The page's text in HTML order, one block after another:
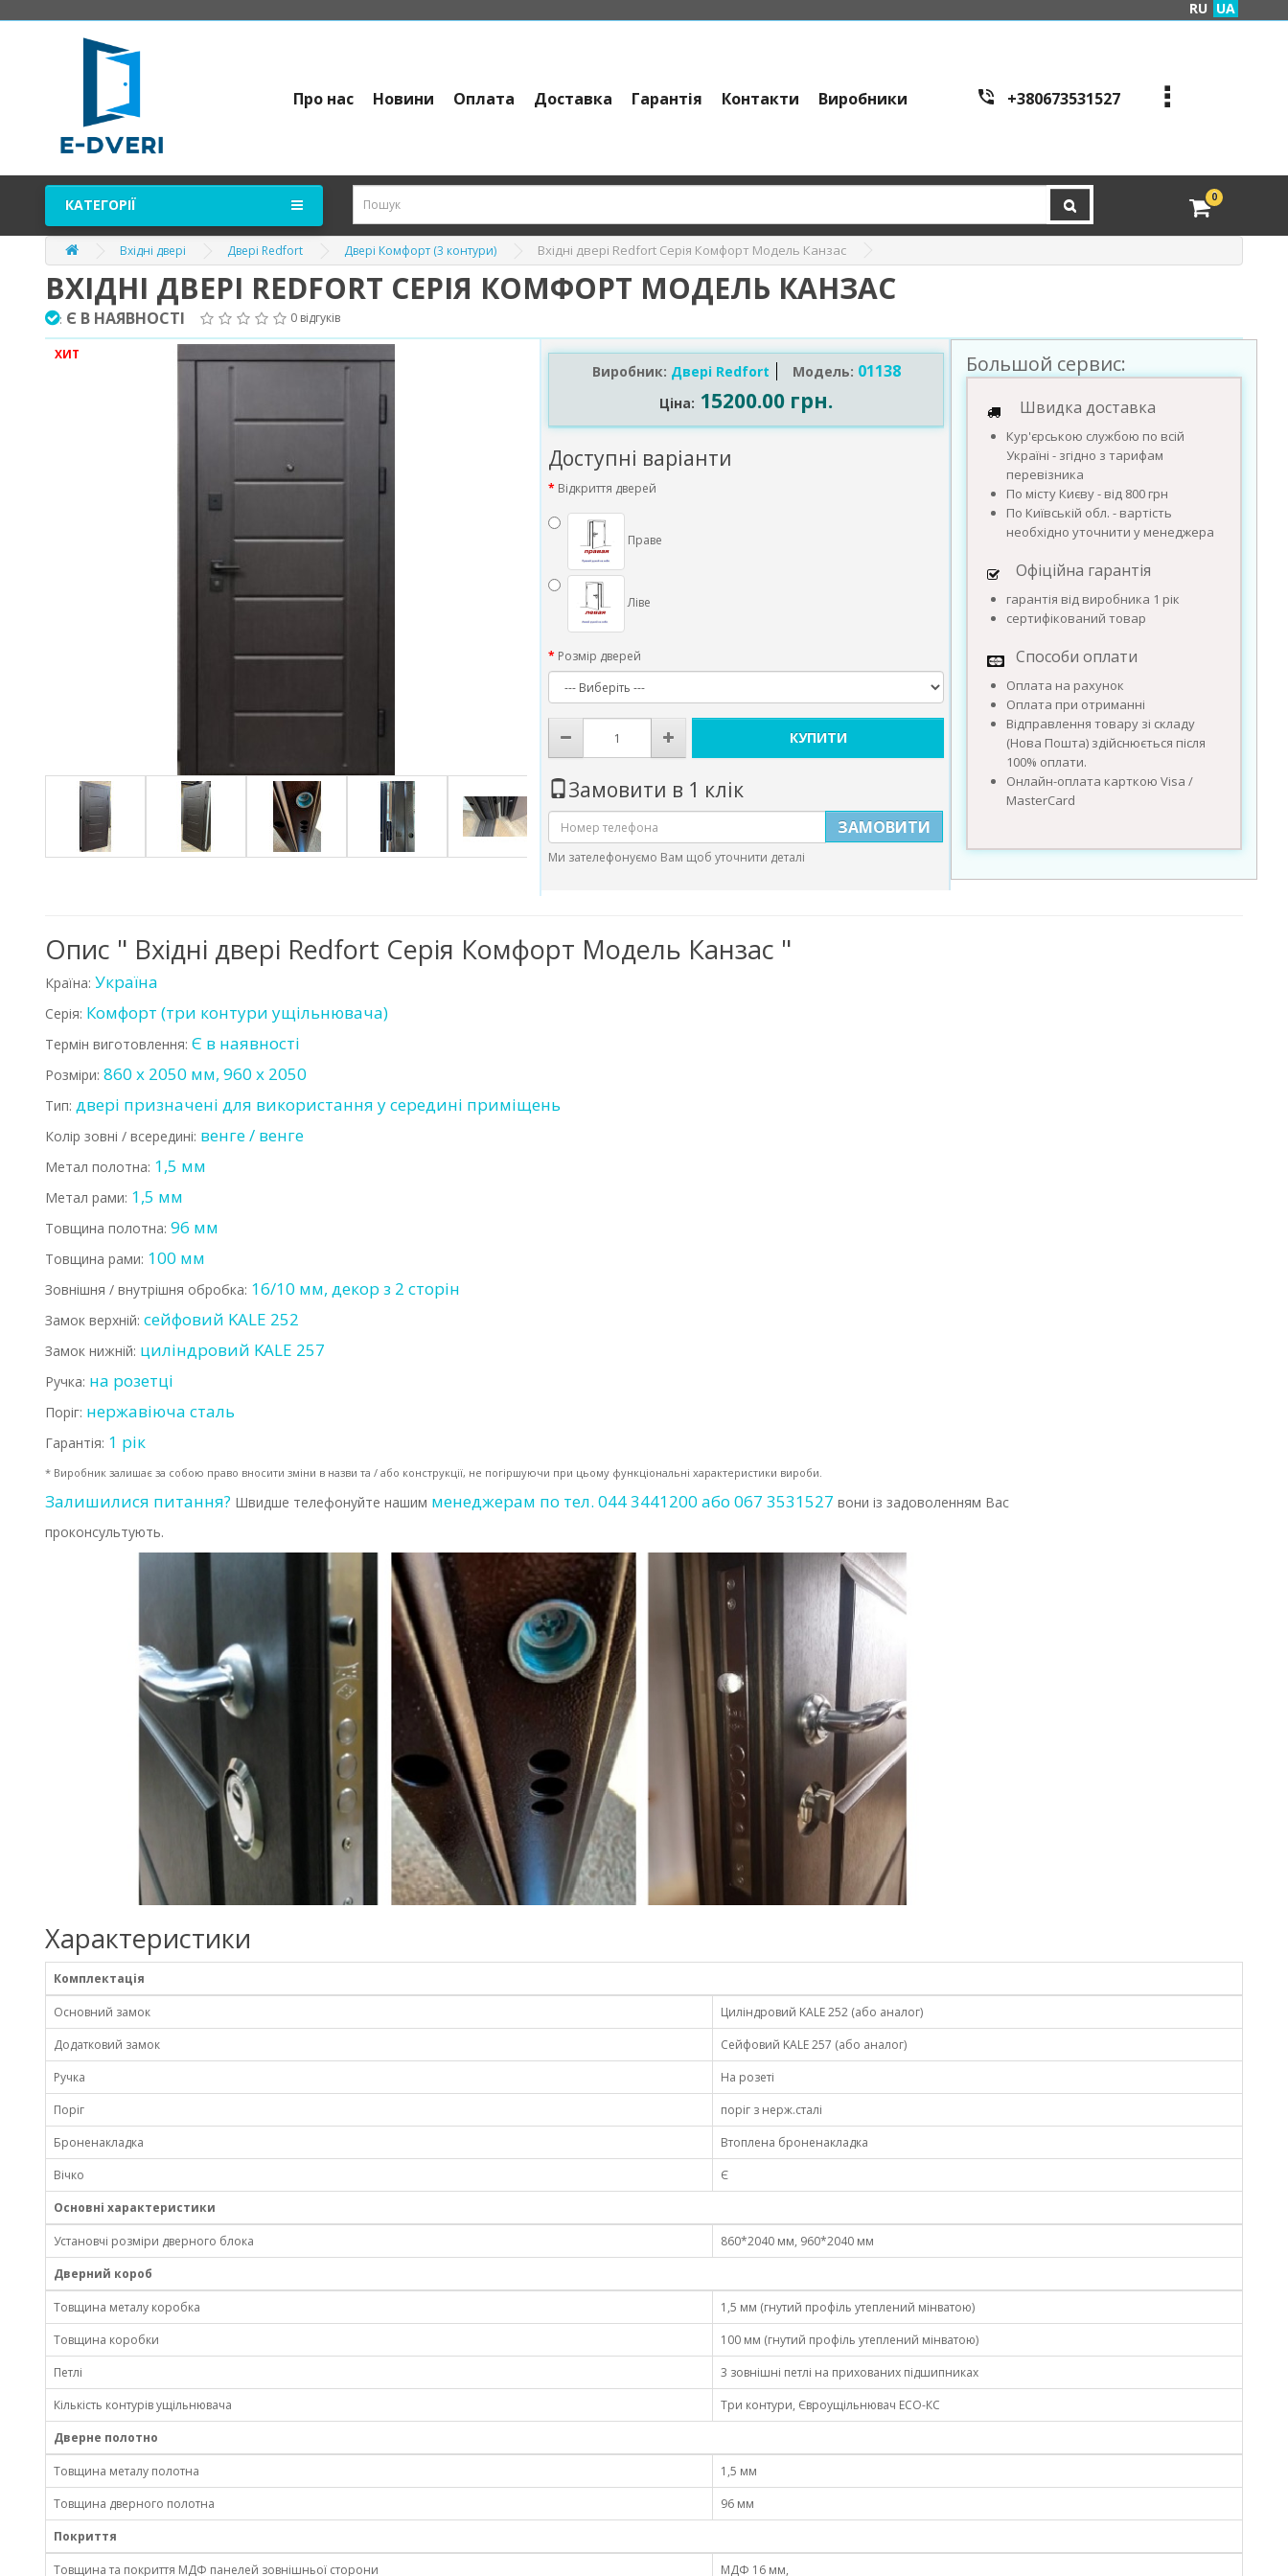
RU UA
Про нас Новини Оплата Доставка Гарантія Контакти Виробники
+380673531527
edveri.kyiv@gmail.com
Режим работы c
tre:
м. Київ, вул. Куренівсь
б з 10:00 до 16:00
0
КАТЕГОРІЇ
Вхідні двері Двері Redfort Двері Комфорт (3 контури) Вхідні двері Redfort Серія Комфорт Модель Канзас
ВХІДНІ ДВЕРІ REDFORT СЕРІЯ КОМФОРТ МОДЕЛЬ КАНЗАС
: Є В НАЯВНОСТІ 0 відгуків
ХИТ
Виробник: Двері Redfort Модель: 01138
Ціна: 15200.00 грн.
Доступні варіанти
Відкриття дверей
Праве
Ліве
Розмір дверей
КУПИТИ
Замовити в 1 клік
ЗАМОВИТИ
Ми зателефонуємо Вам щоб уточнити деталі
Большой сервис:
Швидка доставка
Кур'єрською службою по всій
Україні - згідно з тарифам
перевізника
По місту Києву - від 800 грн
По Київській обл. - вартість
необхідно уточнити у менеджера
Офіційна гарантія
гарантія від виробника 1 рік
сертифікований товар
Способи оплати
Оплата на рахунок
Оплата при отриманні
Відправлення товару зі складу
(Нова Пошта) здійснюється після
100% оплати.
Онлайн-оплата карткою Visa /
MasterCard
Опис " Вхідні двері Redfort Серія Комфорт Модель Канзас "
Країна: Україна
Серія: Комфорт (три контури ущільнювача)
Термін виготовлення: Є в наявності
Розміри: 860 х 2050 мм, 960 х 2050
Тип: двері призначені для використання у середині приміщень
Колір зовні / всередині: венге / венге
Метал полотна: 1,5 мм
Метал рами: 1,5 мм
Товщина полотна: 96 мм
Товщина рами: 100 мм
Зовнішня / внутрішня обробка: 16/10 мм, декор з 2 сторін
Замок верхній: сейфовий KALE 252
Замок нижній: циліндровий KALE 257
Ручка: на розетці
Поріг: нержавіюча сталь
Гарантія: 1 рік
* Виробник залишає за собою право вносити зміни в назви та / або конструкції, не погіршуючи при цьому функціональні характеристики вироби.
Залишилися питання? Швидше телефонуйте нашим менеджерам по тел. 044 3441200 або 067 3531527 вони із задоволенням Вас
проконсультують.
Характеристики
Комплектація
Основний замок
Циліндровий KALE 252 (або аналог)
Додатковий замок
Сейфовий KALE 257 (або аналог)
Ручка
На розеті
Поріг
поріг з нерж.сталі
Броненакладка
Втоплена броненакладка
Вічко
Є
Основні характеристики
Установчі розміри дверного блока
860*2040 мм, 960*2040 мм
Дверний короб
Товщина металу коробка
1,5 мм (гнутий профіль утеплений мінватою)
Товщина коробки
100 мм (гнутий профіль утеплений мінватою)
Петлі
3 зовнішні петлі на прихованих підшипниках
Кількість контурів ущільнювача
Три контури, Євроущільнювач ECO-КС
Дверне полотно
Товщина металу полотна
1,5 мм
Товщина дверного полотна
96 мм
Покриття
Товщина та покриття МДФ панелей зовнішньої сторони МДФ 16 мм,